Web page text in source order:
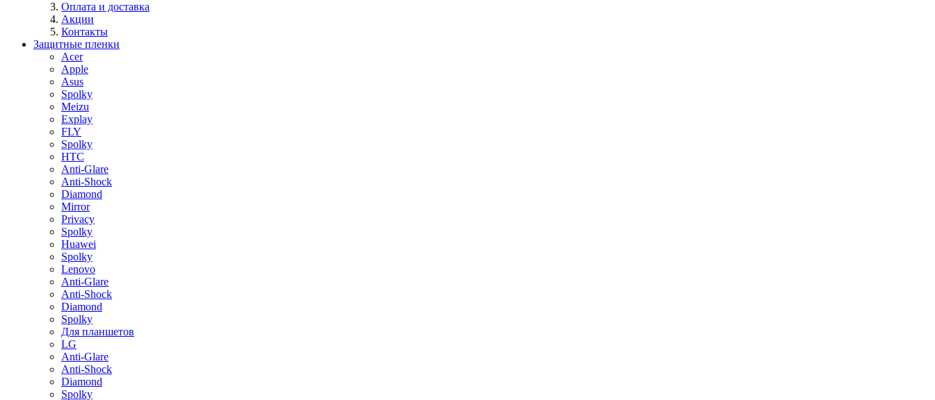
Оплата и доставка
Акции
Контакты
Защитные пленки
Acer
Apple
Asus
Spolky
Meizu
Explay
FLY
Spolky
HTC
Anti-Glare
Anti-Shock
Diamond
Mirror
Privacy
Spolky
Huawei
Spolky
Lenovo
Anti-Glare
Anti-Shock
Diamond
Spolky
Для планшетов
LG
Anti-Glare
Anti-Shock
Diamond
Spolky